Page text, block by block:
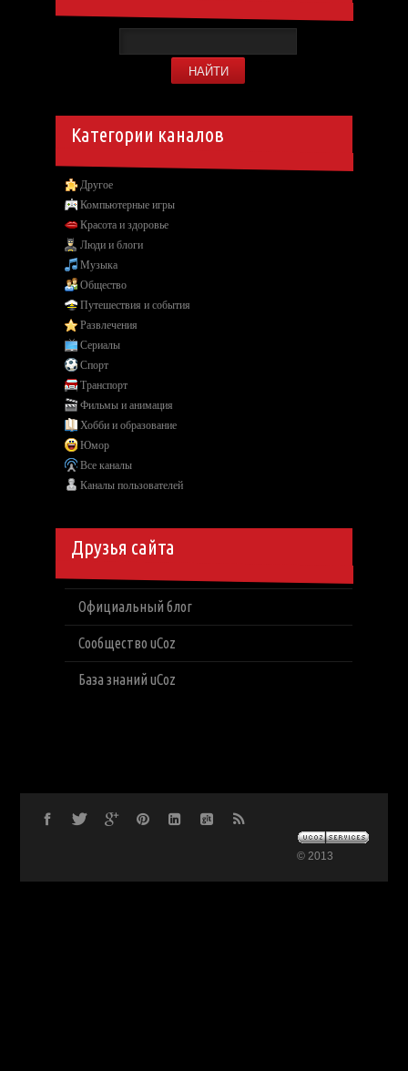
Категории каналов
Другое
Компьютерные игры
Красота и здоровье
Люди и блоги
Музыка
Общество
Путешествия и события
Развлечения
Сериалы
Спорт
Транспорт
Фильмы и анимация
Хобби и образование
Юмор
Все каналы
Каналы пользователей
Друзья сайта
Официальный блог
Сообщество uCoz
База знаний uCoz
© 2013